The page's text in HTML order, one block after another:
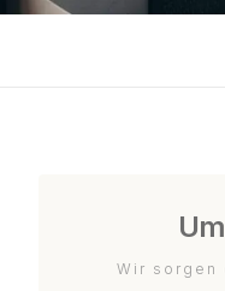
Wir sorgen